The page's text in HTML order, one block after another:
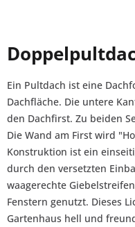
Ein Pultdach ist eine
Dachfläche. Die untere
den Dachfirst. Zu beiden
Die Wand am First wird
Konstruktion ist ein
durch den versetzten
waagerechte
Fenstern genutzt. Dieses
Gartenhaus hell und